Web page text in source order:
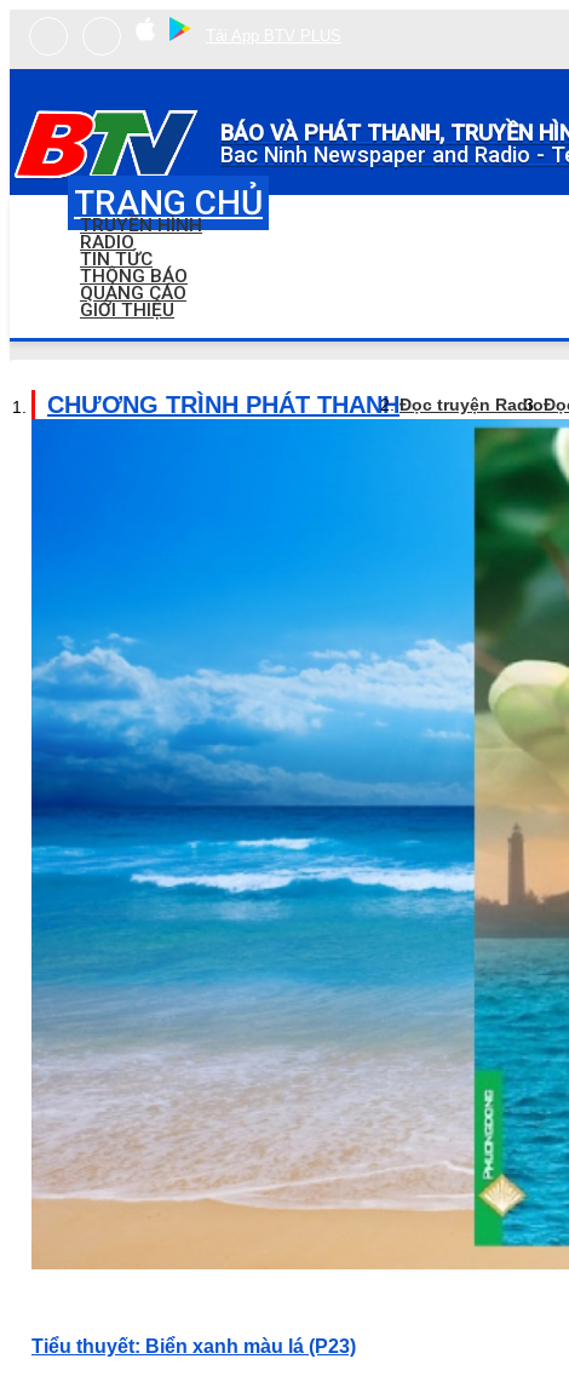
BÁO VÀ PHÁT THANH, TRUYỀN
Bac Ninh Newspaper and Radio -
TRANG CHỦ
TRUYỀN HÌNH
RADIO
TIN TỨC
THÔNG BÁO
QUẢNG CÁO
GIỚI THIỆU
CHƯƠNG TRÌNH PHÁT THANHĐọc truyện Radio
Tiểu thuyết: Biển xanh màu lá (P23)